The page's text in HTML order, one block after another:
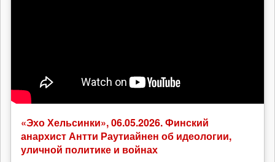
«Эхо Хельсинки», 06.05.2026. Финский
анархист Антти Раутиайнен об идеологии,
уличной политике и войнах